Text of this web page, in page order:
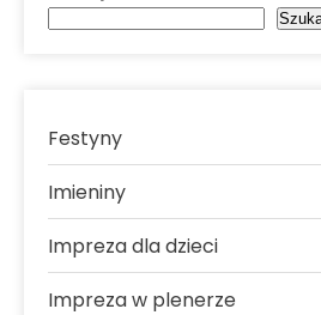
Festyny
Imieniny
Impreza dla dzieci
Impreza w plenerze